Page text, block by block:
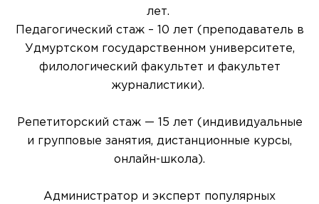
лет.
Педагогический стаж – 10 лет (преподаватель в
Удмуртском государственном университете,
филологический факультет и факультет
журналистики).
Репетиторский стаж — 15 лет (индивидуальные
и групповые занятия, дистанционные курсы,
онлайн-школа).
Администратор и эксперт популярных